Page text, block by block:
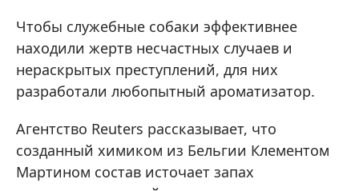
Чтобы служебные собаки эффективнее
находили жертв несчастных случаев и
нераскрытых преступлений, для них
разработали любопытный ароматизатор.
Агентство Reuters рассказывает, что
созданный химиком из Бельгии Клементом
Мартином состав источает запах